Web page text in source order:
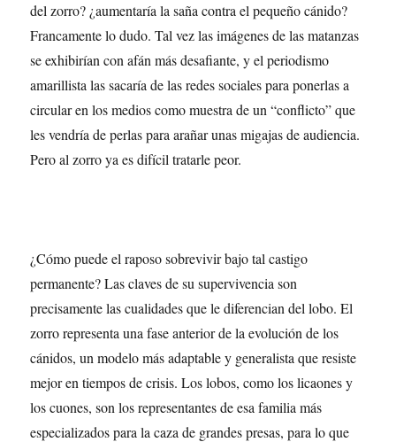
del zorro? ¿aumentaría la saña contra el pequeño cánido?
Francamente lo dudo. Tal vez las imágenes de las matanzas
se exhibirían con afán más desafiante, y el periodismo
amarillista las sacaría de las redes sociales para ponerlas a
circular en los medios como muestra de un “conflicto” que
les vendría de perlas para arañar unas migajas de audiencia.
Pero al zorro ya es difícil tratarle peor.
¿Cómo puede el raposo sobrevivir bajo tal castigo
permanente? Las claves de su supervivencia son
precisamente las cualidades que le diferencian del lobo. El
zorro representa una fase anterior de la evolución de los
cánidos, un modelo más adaptable y generalista que resiste
mejor en tiempos de crisis. Los lobos, como los licaones y
los cuones, son los representantes de esa familia más
especializados para la caza de grandes presas, para lo que